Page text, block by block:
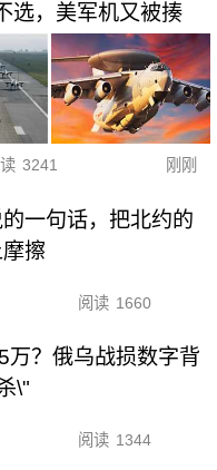
选，美军机又被揍
3241 刚刚
一句话，把北约的
擦
阅读 1660
万？俄乌战损数字背
\"
阅读 1344